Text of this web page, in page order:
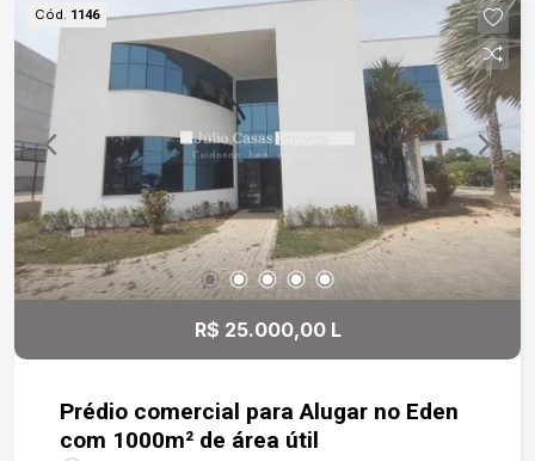
Cód. 1146
R$ 25.000,00 L
Prédio comercial para Alugar no Eden
com 1000m² de área útil